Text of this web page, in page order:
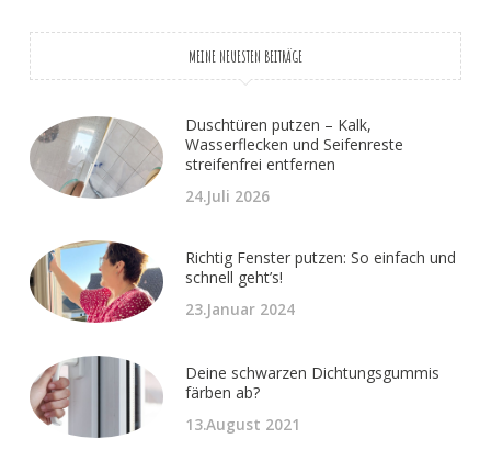
MEINE NEUESTEN BEITRÄGE
Duschtüren putzen – Kalk,
Wasserflecken und Seifenreste
streifenfrei entfernen
24.Juli 2026
Richtig Fenster putzen: So einfach und
schnell geht’s!
23.Januar 2024
Deine schwarzen Dichtungsgummis
färben ab?
13.August 2021